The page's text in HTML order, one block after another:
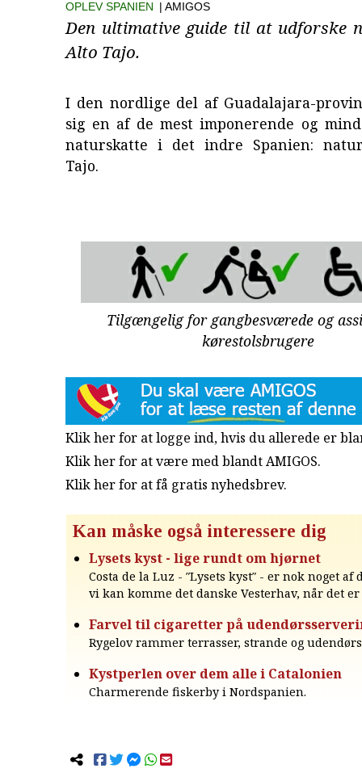
OPLEV SPANIEN | AMIGOS
Den ultimative guide til at udforske
Alto Tajo.
I den nordlige del af Guadalajara-
sig en af de mest imponerende og
naturskatte i det indre Spanien:
Tajo.
Tilgængelig for gangbesværede og
kørestolsbrugere
Klik her for at logge ind, hvis du allerede er
Klik her for at være med blandt AMIGOS.
Klik her for at få gratis nyhedsbrev.
Kan måske også interessere dig
Lysets kyst - lige rundt om hjørnet
Costa de la Luz - ″Lysets kyst″ - er nok noget
vi kan komme det danske Vesterhav, når det er
Farvel til cigaretter på
Rygelov rammer terrasser, strande og
Kystperlen over dem alle i Catalonien
Charmerende fiskerby i Nordspanien.